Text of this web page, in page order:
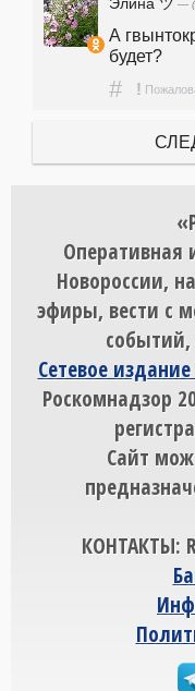
Элина ツ —
А
будет?
# !
Оперативная
Новороссии,
эфиры, вести с
Сетевое
Роскомнадзор
Сайт
КОНТАКТЫ: